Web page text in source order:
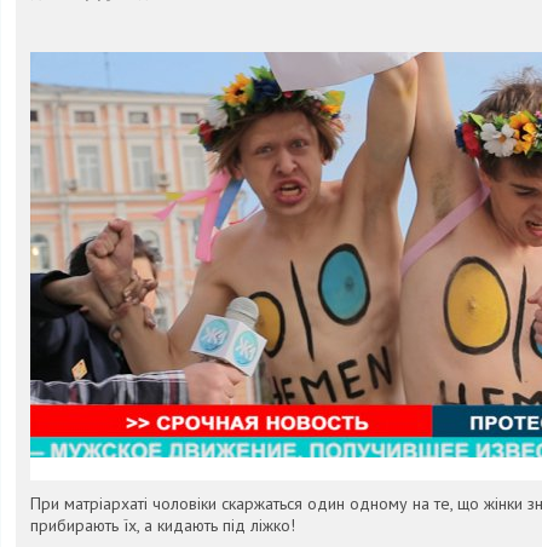
При матріархаті чоловіки скаржаться один одному на те, що жінки
прибирають їх, а кидають під ліжко!